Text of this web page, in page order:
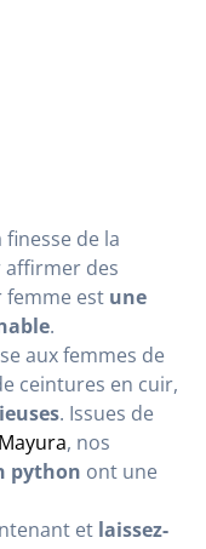
de la
affirmer des
femme est une
.
aux femmes de
ceintures en cuir,
. Issues de
Mayura, nos
python ont une
et laissez-